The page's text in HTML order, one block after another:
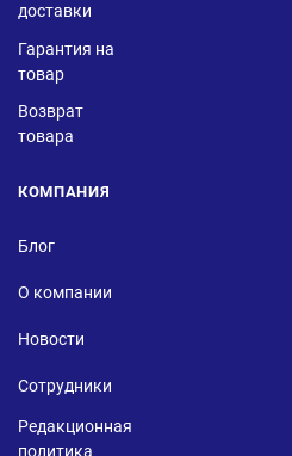
доставки
Гарантия на
товар
Возврат
товара
КОМПАНИЯ
Блог
О компании
Новости
Сотрудники
Редакционная
политика